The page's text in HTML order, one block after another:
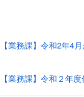
【業務課】令和2年4
【業務課】令和２年